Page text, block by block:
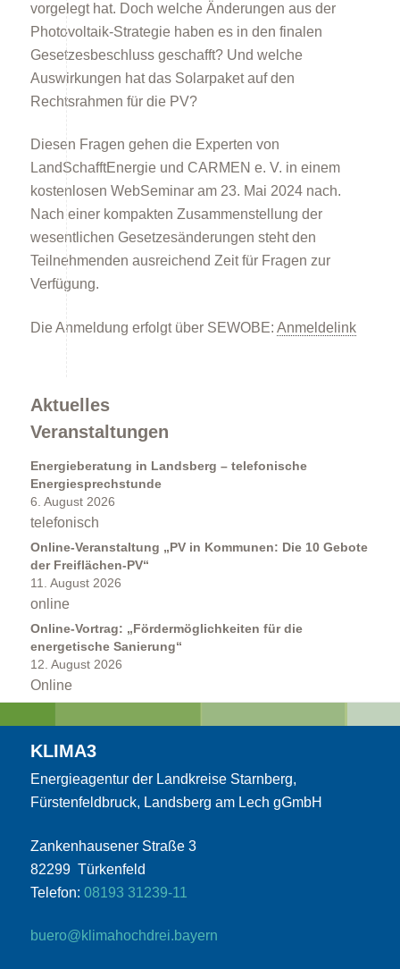
Energiespartipps
Förderprogramme
Klimabildung
FAQs
Kommunen
Kommunale Energie- und Wärmeplanung
vorgelegt hat. Doch welche Änderungen aus der
Photovoltaik-Strategie haben es in den finalen
Gesetzesbeschluss geschafft? Und welche
Auswirkungen hat das Solarpaket auf den
Rechtsrahmen für die PV?
Diesen Fragen gehen die Experten von
LandSchafftEnergie und CARMEN e. V. in einem
kostenlosen WebSeminar am 23. Mai 2024 nach.
Nach einer kompakten Zusammenstellung der
wesentlichen Gesetzesänderungen steht den
Teilnehmenden ausreichend Zeit für Fragen zur
Verfügung.
Die Anmeldung erfolgt über SEWOBE: Anmeldelink
Aktuelles
Veranstaltungen
Energieberatung in Landsberg – telefonische
Energiesprechstunde
6. August 2026
telefonisch
Online-Veranstaltung „PV in Kommunen: Die 10 Gebote
der Freiflächen-PV“
11. August 2026
online
Online-Vortrag: „Fördermöglichkeiten für die
energetische Sanierung“
12. August 2026
Online
KLIMA3
Energieagentur der Landkreise Starnberg,
Fürstenfeldbruck, Landsberg am Lech gGmbH
Zankenhausener Straße 3
82299 Türkenfeld
Telefon: 08193 31239-11
buero@klimahochdrei.bayern